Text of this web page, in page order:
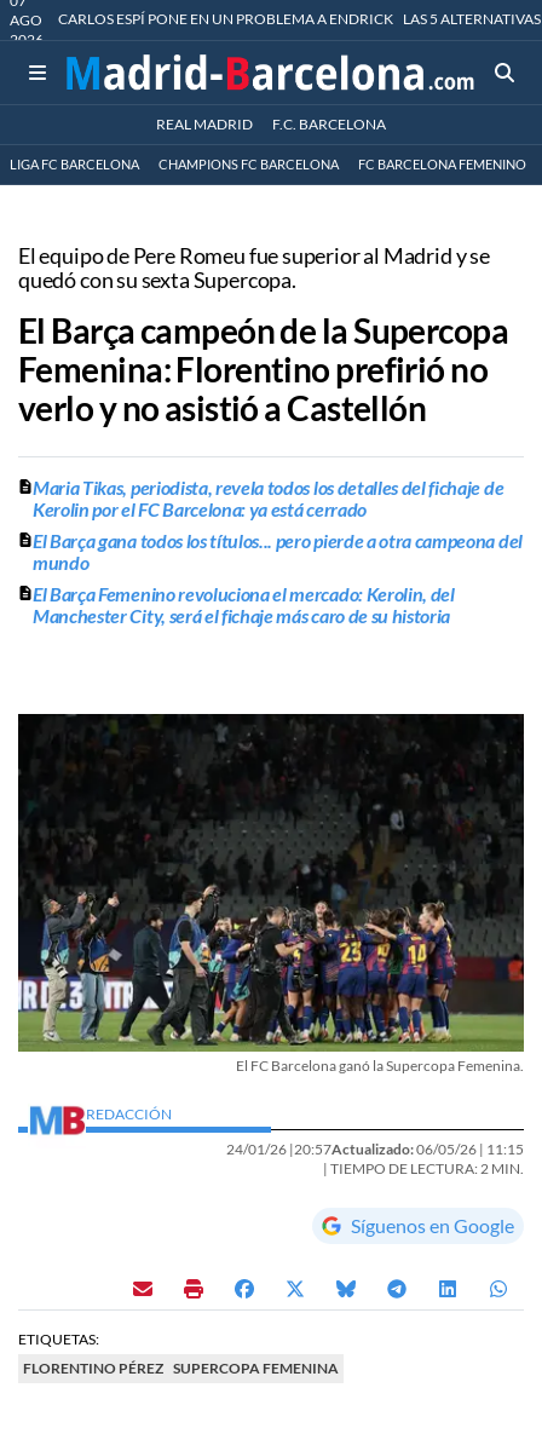
AGO
2026
CARLOS ESPÍ PONE EN UN PROBLEMA A ENDRICK LAS 5
REAL MADRID F.C. BARCELONA
LIGA FC BARCELONA CHAMPIONS FC BARCELONA FC BARCELONA FEMENINO
El equipo de Pere Romeu fue superior al Madrid y se
quedó con su sexta Supercopa.
El Barça campeón de la Supercopa
Femenina: Florentino prefirió no
verlo y no asistió a Castellón
Maria Tikas, periodista, revela todos los detalles del fichaje de
Kerolin por el FC Barcelona: ya está cerrado
El Barça gana todos los títulos... pero pierde a otra campeona del
mundo
El Barça Femenino revoluciona el mercado: Kerolin, del
Manchester City, será el fichaje más caro de su historia
El FC Barcelona ganó la Supercopa Femenina.
REDACCIÓN
24/01/26 |20:57Actualizado:06/05/26 | 11:15
| TIEMPO DE LECTURA: 2 MIN.
Síguenos en Google
ETIQUETAS:
FLORENTINO PÉREZ SUPERCOPA FEMENINA